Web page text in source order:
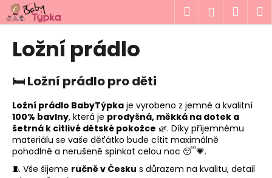
Přejít
na
obsah
Hledat
Ložní prádlo
🛏️ Ložní prádlo pro děti
Ložní prádlo BabyTýpka je vyrobeno z jemné a kvalitní
100% bavlny, která je prodyšná, měkká na dotek a
šetrná k citlivé dětské pokožce 🌿. Díky příjemnému
materiálu se vaše děťátko bude cítit maximálně
pohodlně a nerušeně spinkat celou noc 😴💗.
🧵 Vše šijeme ručně v Česku s důrazem na kvalitu, detail
o
o
p
o
t
ř
e